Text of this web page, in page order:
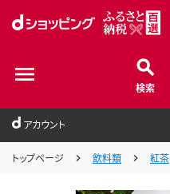
検索
アカウント
トップページ 飲料類 紅茶